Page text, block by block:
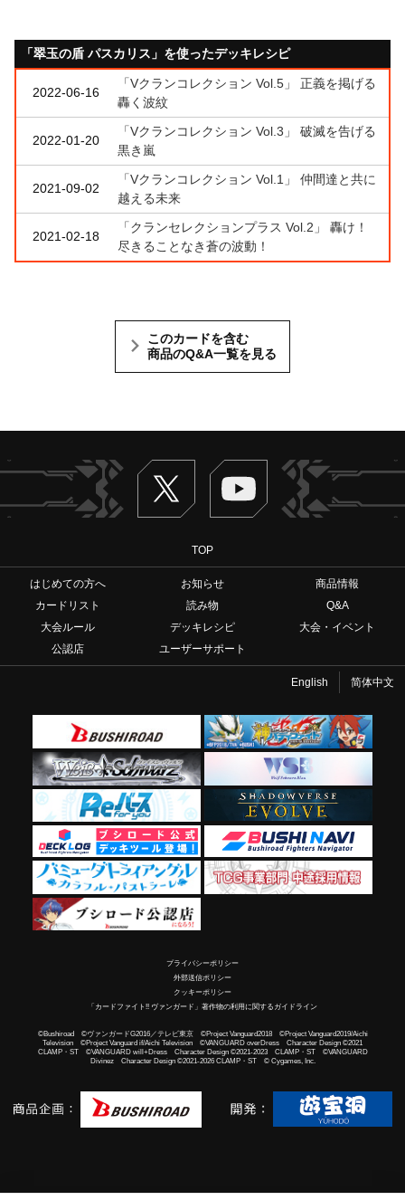
「翠玉の盾 パスカリス」を使ったデッキレシピ
2022-06-16
「Vクランコレクション Vol.5」 正義を掲げる
轟く波紋
2022-01-20
「Vクランコレクション Vol.3」 破滅を告げる
黒き嵐
2021-09-02
「Vクランコレクション Vol.1」 仲間達と共に
越える未来
2021-02-18
「クランセレクションプラス Vol.2」 轟け！
尽きることなき蒼の波動！
このカードを含む
商品のQ&A一覧を見る
Twitter ヴァンガードch
TOP
はじめての方へ お知らせ
商品情報
カードリスト
読み物
Q&A
大会ルール
デッキレシピ
大会・イベント
公認店
ユーザーサポート
English 简体中文
プライバシーポリシー
外部送信ポリシー
クッキーポリシー
「カードファイト!! ヴァンガード」著作物の利用に関するガイドライン
©Bushiroad ©ヴァンガードG2016／テレビ東京 ©Project Vanguard2018 ©Project Vanguard2019/Aichi
Television ©Project Vanguard if/Aichi Television ©VANGUARD overDress Character Design ©2021
CLAMP・ST ©VANGUARD will+Dress Character Design ©2021-2023 CLAMP・ST ©VANGUARD
Divinez Character Design ©2021-2026 CLAMP・ST © Cygames, Inc.